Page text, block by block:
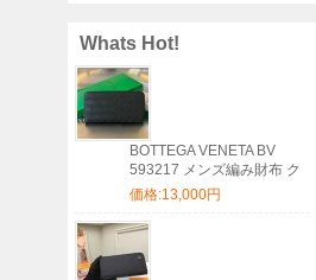
Whats Hot!
BOTTEGA VENETA BV
593217 メンズ編み財布 ク
ラシック編み牛皮 19x10cm
価格:13,000円